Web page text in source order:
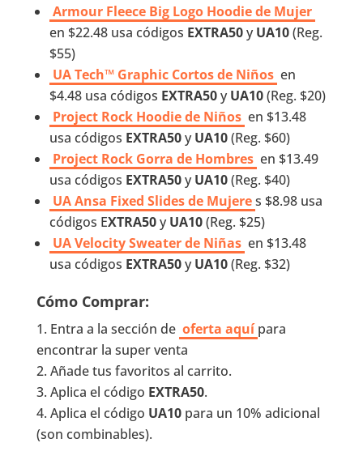
Armour Fleece Big Logo Hoodie de Mujer
en $22.48 usa códigos EXTRA50y UA10(Reg.
$55)
UA Tech™ Graphic Cortos de Niños en
$4.48 usa códigos EXTRA50y UA10(Reg. $20)
Project Rock Hoodie de Niños en $13.48
usa códigos EXTRA50y UA10(Reg. $60)
Project Rock Gorra de Hombres en $13.49
usa códigos EXTRA50y UA10(Reg. $40)
UA Ansa Fixed Slides de Mujeres $8.98 usa
códigos EXTRA50y UA10(Reg. $25)
UA Velocity Sweater de Niñas en $13.48
usa códigos EXTRA50y UA10(Reg. $32)
Cómo Comprar:
Entra a la sección de oferta aquí para
encontrar la super venta
Añade tus favoritos al carrito.
Aplica el código EXTRA50.
Aplica el código UA10para un 10% adicional
(son combinables).